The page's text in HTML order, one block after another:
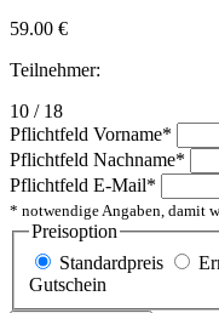
59.00 €
Teilnehmer:
10 / 18
Pflichtfeld Vorname*
Pflichtfeld Nachname*
Pflichtfeld E-Mail*
* notwendige Angaben, damit
Preisoption
Standardpreis
Gutschein